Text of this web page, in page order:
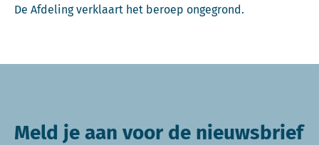
De Afdeling verklaart het beroep ongegrond.
Meld je aan voor de nieuwsbrief